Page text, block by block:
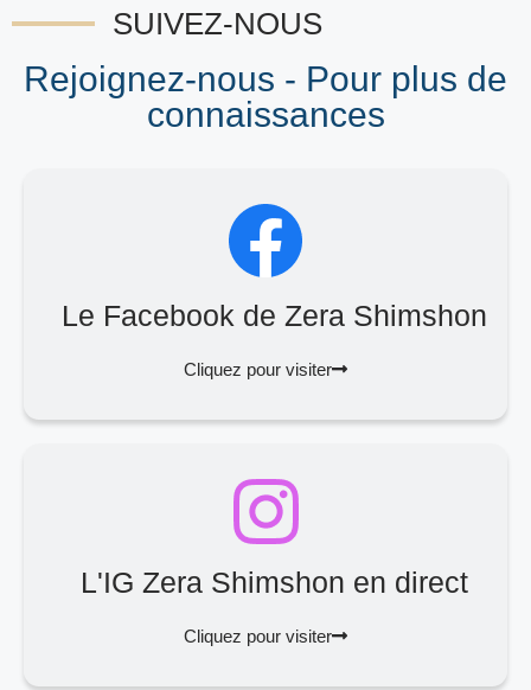
SUIVEZ-NOUS
Rejoignez-nous - Pour plus de
connaissances
Le Facebook de Zera Shimshon
Cliquez pour visiter
L'IG Zera Shimshon en direct
Cliquez pour visiter